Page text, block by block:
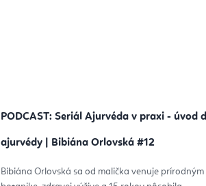
PODCAST: Seriál Ajurvéda v praxi - úvod
ajurvédy | Bibiána Orlovská #12
Bibiána Orlovská sa od malička venuje prírodným